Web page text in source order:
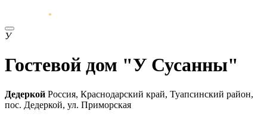
У
Гостевой дом "У Сусанны"
Дедеркой Россия, Краснодарский край, Туапсинский район,
пос. Дедеркой, ул. Приморская